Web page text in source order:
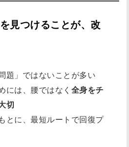
見つけることが、改
題」ではないことが多い
には、腰ではなく 全身をチ
切
とに、最短ルートで回復プ